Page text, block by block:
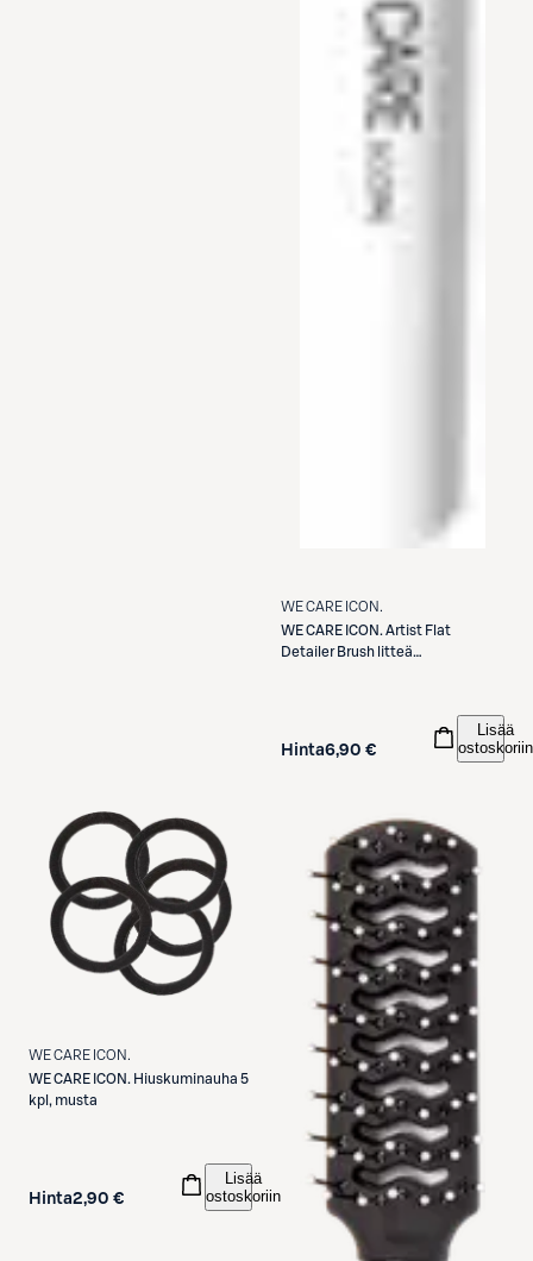
WE CARE ICON.
WE CARE ICON. Artist Flat
Detailer Brush litteä
Hinta6,90 €
Lisää
ostoskoriin
WE CARE ICON.
WE CARE ICON. Hiuskuminauha 5
kpl, musta
Hinta2,90 €
Lisää
ostoskoriin